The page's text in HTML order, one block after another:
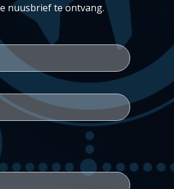
nuusbrief te ontvang.